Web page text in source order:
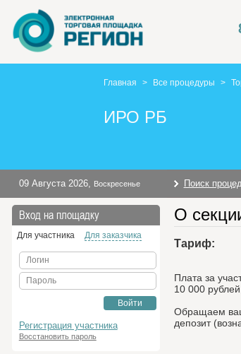
Главная > Все процедуры >
ИРО РБ
09 Августа 2026, Воскресенье Поиск
Вход на площадку
Для участника Для заказчика
Логин
Пароль
Войти
Регистрация участника
Восстановить пароль
О
Тариф:
Плата за
10 000
Обращаем
депозит